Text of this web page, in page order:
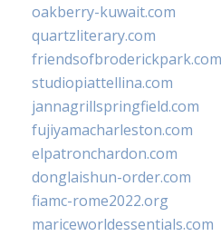
oakberry-kuwait.com
quartzliterary.com
friendsofbroderickpark.com
studiopiattellina.com
jannagrillspringfield.com
fujiyamacharleston.com
elpatronchardon.com
donglaishun-order.com
fiamc-rome2022.org
mariceworldessentials.com